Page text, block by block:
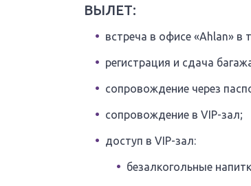
ВЫЛЕТ:
встреча в офисе «Ahlan» в
регистрация и сдача
сопровождение через
сопровождение в VIP-зал;
доступ в VIP-зал:
безалкогольные